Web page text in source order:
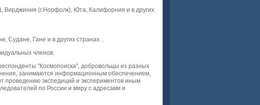
Вирджиния (г.Норфолк), Юта, Калифорния и в других
Судане, Гане и в других странах...
членов.
"Космопоиска", добровольцы из разных
занимаются информационным обеспечением,
проведению экспедиций и экспериментов иным
по России и миру с адресами и